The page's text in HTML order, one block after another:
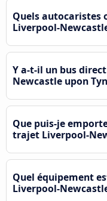
Quels autocaristes
Liverpool-
Y a-t-il un bus
Newcastle upon
Que puis-je
trajet Liverpool-
Quel équipement
Liverpool-